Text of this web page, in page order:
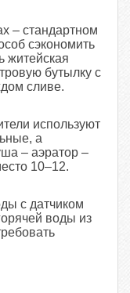
– стандартном
сэкономить
житейская
бутылку с
сливе.
используют
а
– аэратор –
10–12.
с датчиком
воды из